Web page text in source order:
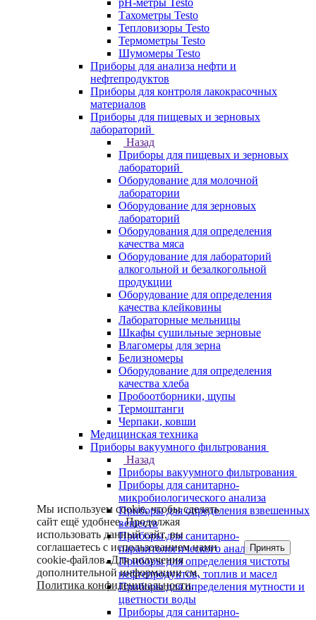
pH-метры Testo
Тахометры Testo
Тепловизоры Testo
Термометры Testo
Шумомеры Testo
Приборы для анализа нефти и
нефтепродуктов
Приборы для контроля лакокрасочных
материалов
Приборы для пищевых и зерновых
лабораторий
Назад
Приборы для пищевых и зерновых
лабораторий
Оборудование для молочной
лаборатории
Оборудование для зерновых
лабораторий
Оборудования для определения
качества мяса
Оборудование для лабораторий
алкогольной и безалкогольной
продукции
Оборудование для определения
качества клейковины
Лабораторные мельницы
Шкафы сушильные зерновые
Влагомеры для зерна
Белизномеры
Оборудование для определения
качества хлеба
Пробоотборники, щупы
Термоштанги
Черпаки, ковши
Медицинская техника
Приборы вакуумного фильтрования
Назад
Приборы вакуумного фильтрования
Приборы для санитарно-
микробиологического анализа
Приборы для определения взвешенных
веществ
Приборы для санитарно-
паразитологического анализа
Приборы для определения чистоты
нефтепродуктов, топлив и масел
Приборы для определения мутности и
цветности воды
Приборы для санитарно-
Мы используем cookie, чтобы сделать
сайт ещё удобнее. Продолжая
использовать данный сайт, вы
соглашаетесь с использованием нами
cookie-файлов. Для получения
дополнительной информации см.
Политика конфиденциальности.
Принять